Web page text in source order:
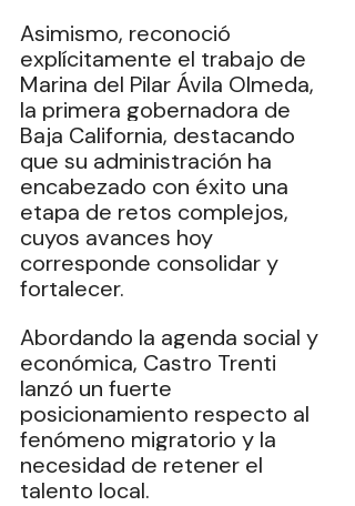
Asimismo, reconoció
explícitamente el trabajo de
Marina del Pilar Ávila Olmeda,
la primera gobernadora de
Baja California, destacando
que su administración ha
encabezado con éxito una
etapa de retos complejos,
cuyos avances hoy
corresponde consolidar y
fortalecer.
Abordando la agenda social y
económica, Castro Trenti
lanzó un fuerte
posicionamiento respecto al
fenómeno migratorio y la
necesidad de retener el
talento local.